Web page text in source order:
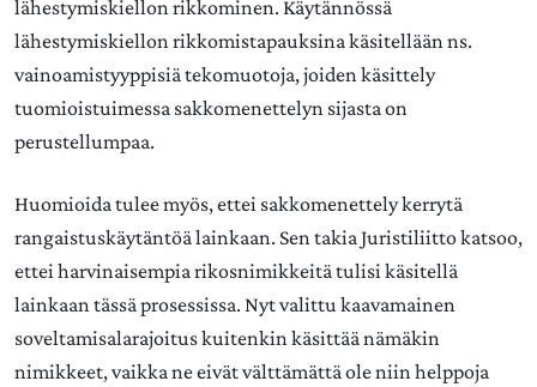
lähestymiskiellon rikkominen. Käytännössä
lähestymiskiellon rikkomistapauksina käsitellään ns.
vainoamistyyppisiä tekomuotoja, joiden käsittely
tuomioistuimessa sakkomenettelyn sijasta on
perustellumpaa.
Huomioida tulee myös, ettei sakkomenettely kerrytä
rangaistuskäytäntöä lainkaan. Sen takia Juristiliitto katsoo,
ettei harvinaisempia rikosnimikkeitä tulisi käsitellä
lainkaan tässä prosessissa. Nyt valittu kaavamainen
soveltamisalarajoitus kuitenkin käsittää nämäkin
nimikkeet, vaikka ne eivät välttämättä ole niin helppoja